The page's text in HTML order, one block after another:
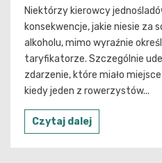
Niektórzy kierowcy
konsekwencje, jakie niesie za
alkoholu, mimo wyraźnie
taryfikatorze. Szczególnie
zdarzenie, które miało
kiedy jeden z rowerzystów...
Czytaj dalej